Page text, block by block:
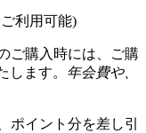
利用可能)
ご購入時には、ご購
します。 年会費や、
イント分を差し引